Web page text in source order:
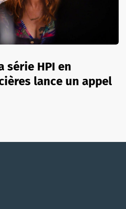
série HPI en
lance un appel